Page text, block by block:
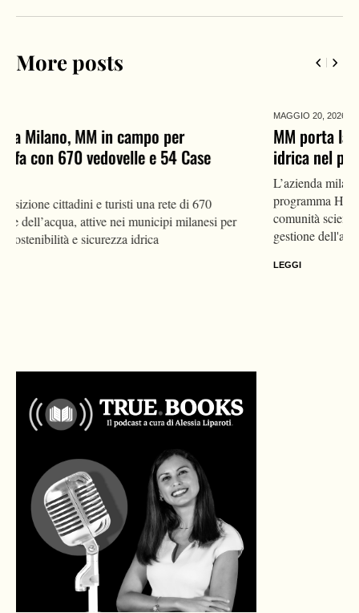
More posts
MM porta la propria esperienza sulla resilienza
idrica nel progetto europeo SafeCREW
L’azienda milanese partecipa alla conferenza di Bruxelles del
programma Horizon Europe, mettendo a disposizione della
comunità scientifica e delle istituzioni UE il proprio modello di
gestione dell'acqua potabile.